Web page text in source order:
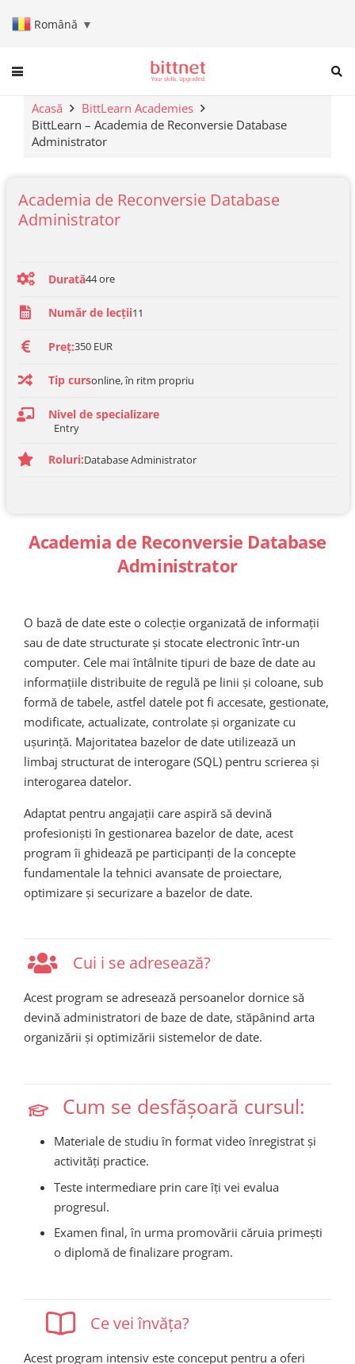
Română ▼
When autocomplete results
Acasă
BittLearn Academies
BittLearn – Academia de Reconversie Database
Administrator
Academia de Reconversie Database
Administrator
O bază de date este o colecție organizată de informații
sau de date structurate și stocate electronic într-un
computer. Cele mai întâlnite tipuri de baze de date au
informațiile distribuite de regulă pe linii și coloane, sub
formă de tabele, astfel datele pot fi accesate, gestionate,
modificate, actualizate, controlate și organizate cu
ușurință. Majoritatea bazelor de date utilizează un
limbaj structurat de interogare (SQL) pentru scrierea și
interogarea datelor.
Adaptat pentru angajații care aspiră să devină
profesioniști în gestionarea bazelor de date, acest
program îi ghidează pe participanți de la concepte
fundamentale la tehnici avansate de proiectare,
optimizare și securizare a bazelor de date.
Cui i se adresează?
Acest program se adresează persoanelor dornice să
devină administratori de baze de date, stăpânind arta
organizării și optimizării sistemelor de date.
Cum se desfășoară cursul:
Materiale de studiu în format video înregistrat și
activități practice.
Teste intermediare prin care îți vei evalua
progresul.
Examen final, în urma promovării căruia primești
o diplomă de finalizare program.
Ce vei învăța?
Acest program intensiv este conceput pentru a oferi
Academia de Reconversie Database
Administrator
Durată44ore
Număr de lecții11
Preț:350 EUR
Tip cursonline, în ritm propriu
Nivel de specializare
Entry
Roluri:Database Administrator